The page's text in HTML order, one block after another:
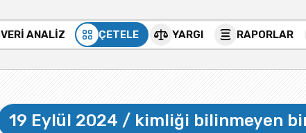
VERİ ANALİZ ÇETELE YARGI RAPORLAR
19 Eylül 2024 / kimliği bilinmeyen